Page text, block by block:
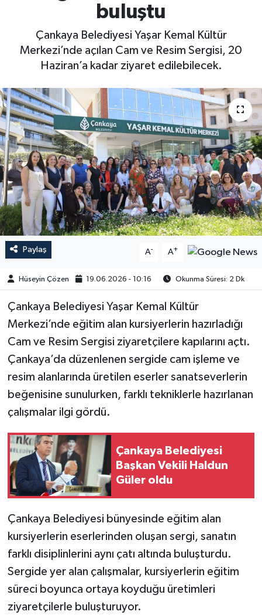
buluştu
Çankaya Belediyesi Yaşar Kemal Kültür
Merkezi’nde açılan Cam ve Resim Sergisi, 20
Haziran’a kadar ziyaret edilebilecek.
Paylaş A- A+
Hüseyin Çözen 19.06.2026 - 10:16 Okunma Süresi: 2 Dk
Çankaya Belediyesi Yaşar Kemal Kültür
Merkezi’nde eğitim alan kursiyerlerin hazırladığı
Cam ve Resim Sergisi ziyaretçilere kapılarını açtı.
Çankaya’da düzenlenen sergide cam işleme ve
resim alanlarında üretilen eserler sanatseverlerin
beğenisine sunulurken, farklı tekniklerle hazırlanan
çalışmalar ilgi gördü.
Çankaya Belediyesi
Başkan Vekili Haldun
Güler oldu
Çankaya Belediyesi bünyesinde eğitim alan
kursiyerlerin eserlerinden oluşan sergi, sanatın
farklı disiplinlerini aynı çatı altında buluşturdu.
Sergide yer alan çalışmalar, kursiyerlerin eğitim
süreci boyunca ortaya koyduğu üretimleri
ziyaretçilerle buluşturuyor.